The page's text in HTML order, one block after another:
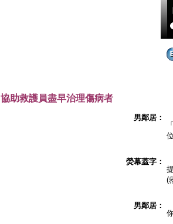
協助救護員盡早治理傷病者
男鄰居：
熒幕蓋字：
(
男鄰居：